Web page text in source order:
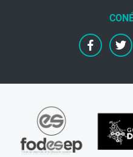
facebooktwitter